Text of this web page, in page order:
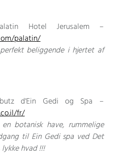
Hotel Jerusalem –
palatin/
beliggende i hjertet af
d'Ein Gedi og Spa –
fr/
botanisk have, rummelige
til Ein Gedi spa ved Det
hvad !!!